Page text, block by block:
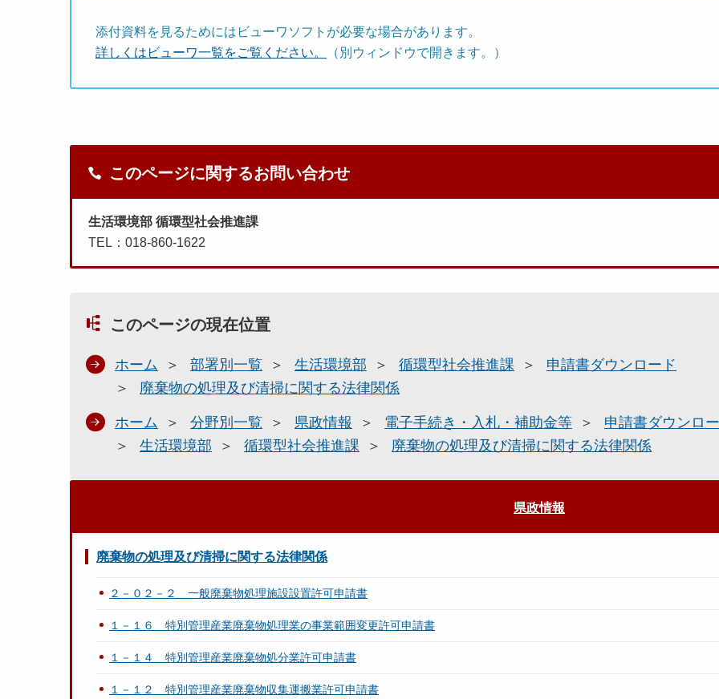
添付資料を見るためにはビューワソフトが必要な場合があります。
詳しくはビューワ一覧をご覧ください。
（別ウィンドウで開きます。）
このページに関するお問い合わせ
生活環境部 循環型社会推進課
TEL：018-860-1622
このページの現在位置
ホーム 部署別一覧 生活環境部 循環型社会推進課
申請書ダウンロード
廃棄物の処理及び清掃に関する法律関係
ホーム 分野別一覧 県政情報 電子手続き・入札・補助金等
申請書ダウンロ
生活環境部
循環型社会推進課 廃棄物の処理及び清掃に関する法律関係
県政情報
廃棄物の処理及び清掃に関する法律関係
２－０２－２ 一般廃棄物処理施設設置許可申請書
１－１６ 特別管理産業廃棄物処理業の事業範囲変更許可申請書
１－１４ 特別管理産業廃棄物処分業許可申請書
１－１２ 特別管理産業廃棄物収集運搬業許可申請書